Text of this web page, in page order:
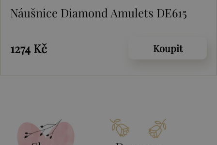
Náušnice Diamond Amulets DE615
1274 Kč Koupit